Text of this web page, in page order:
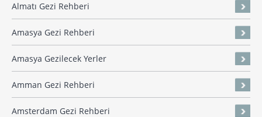
Almatı Gezi Rehberi
Amasya Gezi Rehberi
Amasya Gezilecek Yerler
Amman Gezi Rehberi
Amsterdam Gezi Rehberi